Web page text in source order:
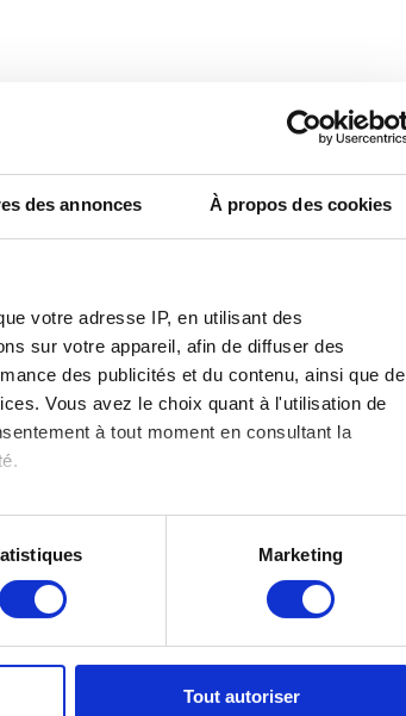
des annonces À propos des cookies
votre adresse IP, en utilisant des
sur votre appareil, afin de diffuser des
des publicités et du contenu, ainsi que de
Vous avez le choix quant à l'utilisation de
à tout moment en consultant la
être précises à plusieurs mètres près
Marketing
Tout autoriser